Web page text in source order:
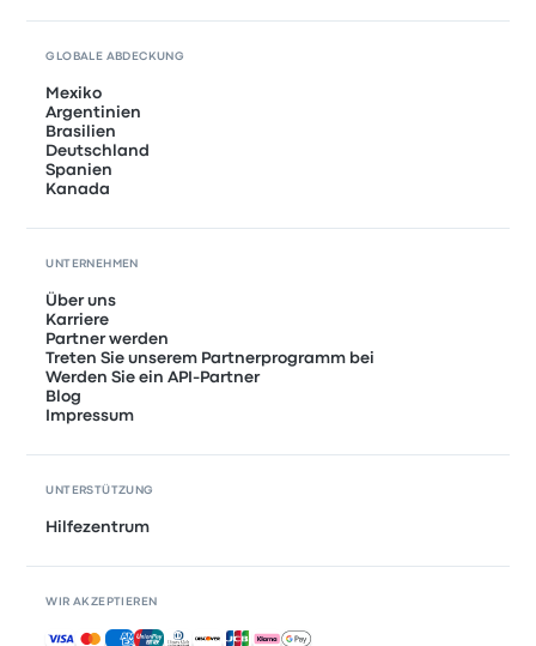
GLOBALE ABDECKUNG
Mexiko
Argentinien
Brasilien
Deutschland
Spanien
Kanada
UNTERNEHMEN
Über uns
Karriere
Partner werden
Treten Sie unserem Partnerprogramm bei
Werden Sie ein API-Partner
Blog
Impressum
UNTERSTÜTZUNG
Hilfezentrum
WIR AKZEPTIEREN
Akzeptierte Zahlungsmethoden